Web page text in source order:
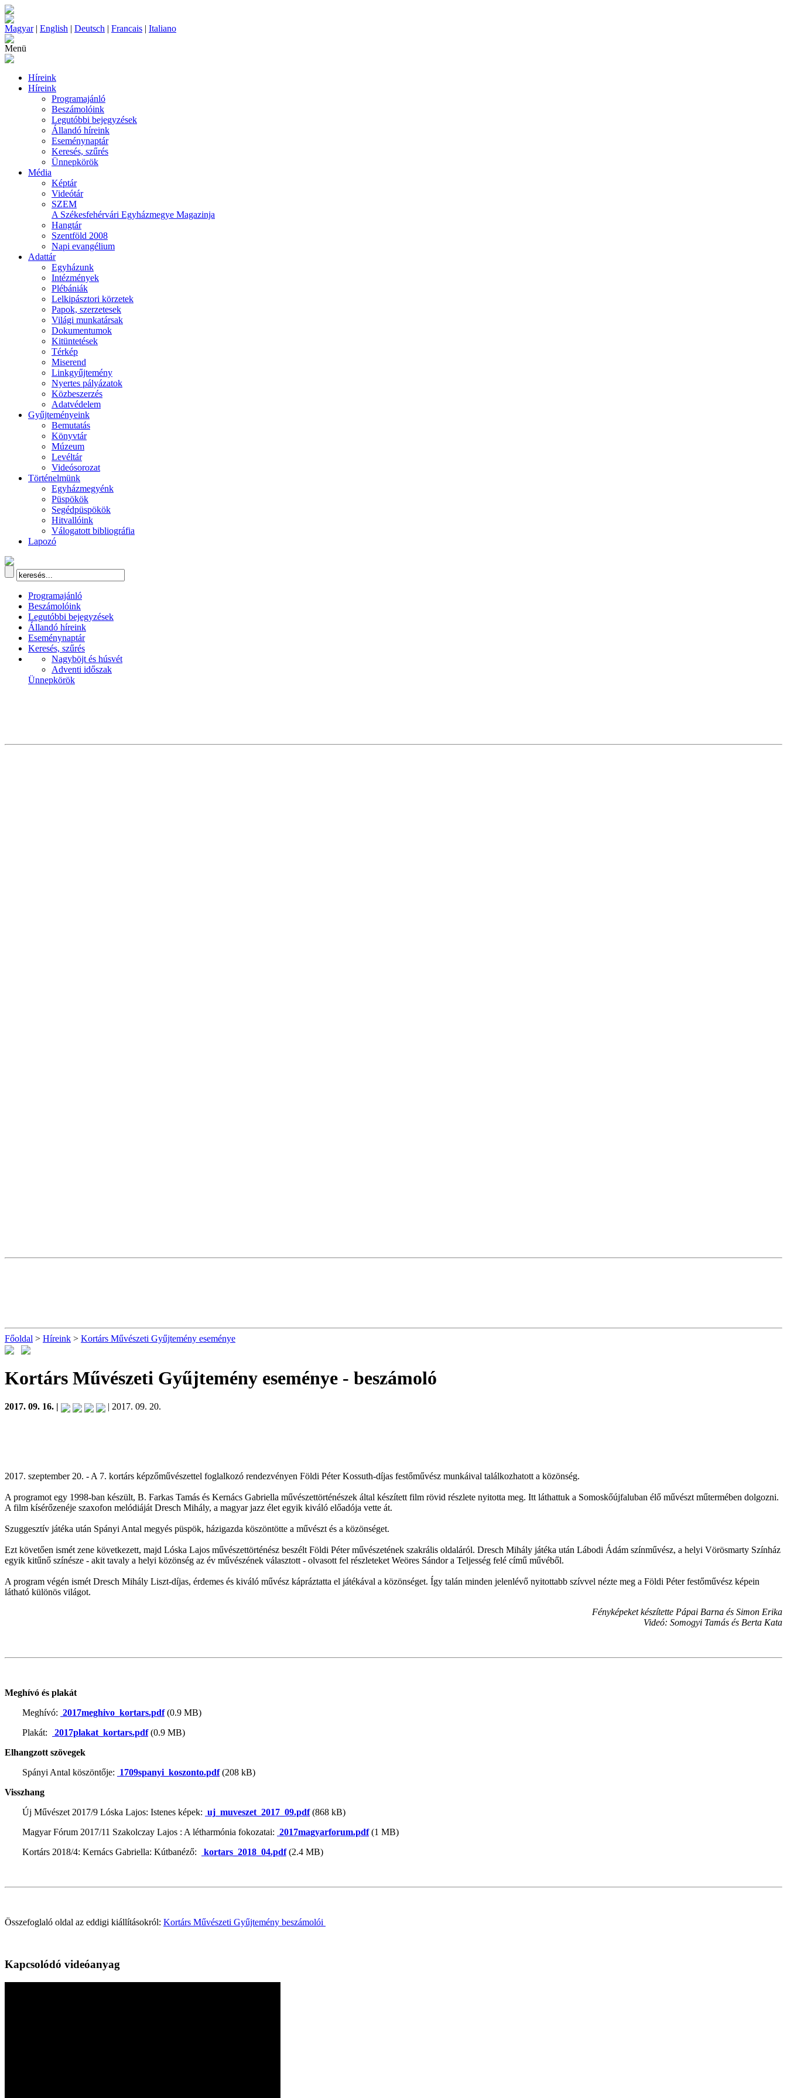
Magyar| English | Deutsch | Francais | Italiano
Menü
Híreink
Híreink
Programajánló
Beszámolóink
Legutóbbi bejegyzések
Állandó híreink
Eseménynaptár
Keresés, szűrés
Ünnepkörök
Média
Képtár
Videótár
SZEM
A Székesfehérvári Egyházmegye Magazinja
Hangtár
Szentföld 2008
Napi evangélium
Adattár
Egyházunk
Intézmények
Plébániák
Lelkipásztori körzetek
Papok, szerzetesek
Világi munkatársak
Dokumentumok
Kitüntetések
Térkép
Miserend
Linkgyűjtemény
Nyertes pályázatok
Közbeszerzés
Adatvédelem
Gyűjteményeink
Bemutatás
Könyvtár
Múzeum
Levéltár
Videósorozat
Történelmünk
Egyházmegyénk
Püspökök
Segédpüspökök
Hitvallóink
Válogatott bibliográfia
Lapozó
Programajánló
Beszámolóink
Legutóbbi bejegyzések
Állandó híreink
Eseménynaptár
Keresés, szűrés
Nagyböjt és húsvét
Adventi időszak
Ünnepkörök
Főoldal > Híreink > Kortárs Művészeti Gyűjtemény eseménye
Kortárs Művészeti Gyűjtemény eseménye - beszámoló
2017. 09. 16. | | 2017. 09. 20.
2017. szeptember 20. - A 7. kortárs képzőművészettel foglalkozó rendezvényen Földi Péter Kossuth-díjas festőművész munkáival találkozhatott a közönség.
A programot egy 1998-ban készült, B. Farkas Tamás és Kernács Gabriella művészettörténészek által készített film rövid részlete nyitotta meg. Itt láthattuk a Somoskőújfaluban élő művészt műtermében dolgozni.
A film kísérőzenéje szaxofon melódiáját Dresch Mihály, a magyar jazz élet egyik kiváló előadója vette át.
Szuggesztív játéka után Spányi Antal megyés püspök, házigazda köszöntötte a művészt és a közönséget.
Ezt követően ismét zene következett, majd Lóska Lajos művészettörténész beszélt Földi Péter művészetének szakrális oldaláról. Dresch Mihály játéka után Lábodi Ádám színművész, a helyi Vörösmarty Színház
egyik kitűnő színésze - akit tavaly a helyi közönség az év művészének választott - olvasott fel részleteket Weöres Sándor a Teljesség felé című művéből.
A program végén ismét Dresch Mihály Liszt-díjas, érdemes és kiváló művész kápráztatta el játékával a közönséget. Így talán minden jelenlévő nyitottabb szívvel nézte meg a Földi Péter festőművész képein
látható különös világot.
Fényképeket készítette Pápai Barna és Simon Erika
Videó: Somogyi Tamás és Berta Kata
Meghívó és plakát
Meghívó: 2017meghivo_kortars.pdf(0.9 MB)
Plakát:
2017plakat_kortars.pdf(0.9 MB)
Elhangzott szövegek
Spányi Antal köszöntője: 1709spanyi_koszonto.pdf(208 kB)
Visszhang
Új Művészet 2017/9 Lóska Lajos: Istenes képek: uj_muveszet_2017_09.pdf(868 kB)
Magyar Fórum 2017/11 Szakolczay Lajos : A létharmónia fokozatai: 2017magyarforum.pdf(1 MB)
Kortárs 2018/4: Kernács Gabriella: Kútbanéző:
kortars_2018_04.pdf(2.4 MB)
Összefoglaló oldal az eddigi kiállításokról: Kortárs Művészeti Gyűjtemény beszámolói
Kapcsolódó videóanyag